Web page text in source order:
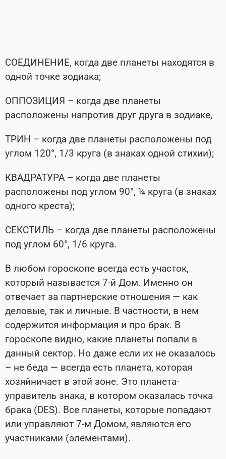
СОЕДИНЕНИЕ, когда две планеты находятся в
одной точке зодиака;
ОППОЗИЦИЯ – когда две планеты
расположены напротив друг друга в зодиаке,
ТРИН – когда две планеты расположены под
углом 120°, 1/3 круга (в знаках одной стихии);
КВАДРАТУРА – когда две планеты
расположены под углом 90°, ¼ круга (в знаках
одного креста);
СЕКСТИЛЬ – когда две планеты расположены
под углом 60°, 1/6 круга.
В любом гороскопе всегда есть участок,
который называется 7-й Дом. Именно он
отвечает за партнерские отношения — как
деловые, так и личные. В частности, в нем
содержится информация и про брак. В
гороскопе видно, какие планеты попали в
данный сектор. Но даже если их не оказалось
– не беда — всегда есть планета, которая
хозяйничает в этой зоне. Это планета-
управитель знака, в котором оказалась точка
брака (DES). Все планеты, которые попадают
или управляют 7-м Домом, являются его
участниками (элементами).